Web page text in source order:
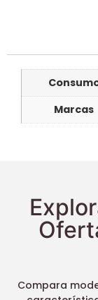
Marcas
Compara